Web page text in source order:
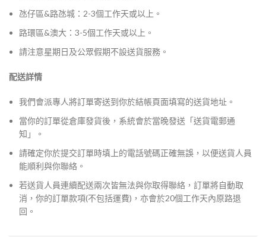
氹仔區&路氹城：2-3個工作天或以上。
路環區&澳大：3-5個工作天或以上。
請注意星期日及公眾假期不設送貨服務。
配送詳情
我們會派專人將訂單寄送到你於結帳頁面填寫的送貨地址。
當你的訂單從倉庫發貨後，系統會於當晚發送「送貨電郵通
知」。
請確定你於提交訂單時填上的電話號碼正確無誤，以便送貨人員
能順利與你聯絡。
若送貨人員連續配送兩次皆無法與你取得聯絡，訂單將自動取
消，你的訂單款項(不包括運費)，亦會於20個工作天內原路退
回。